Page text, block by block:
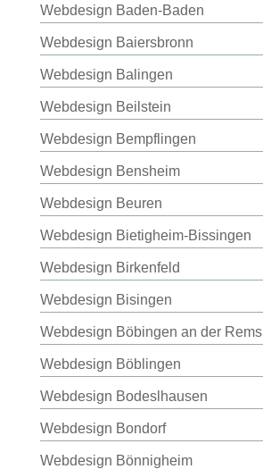
Webdesign Baden-Baden
Webdesign Baiersbronn
Webdesign Balingen
Webdesign Beilstein
Webdesign Bempflingen
Webdesign Bensheim
Webdesign Beuren
Webdesign Bietigheim-Bissingen
Webdesign Birkenfeld
Webdesign Bisingen
Webdesign Böbingen an der Rems
Webdesign Böblingen
Webdesign Bodeslhausen
Webdesign Bondorf
Webdesign Bönnigheim